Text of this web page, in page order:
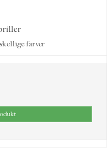
farver